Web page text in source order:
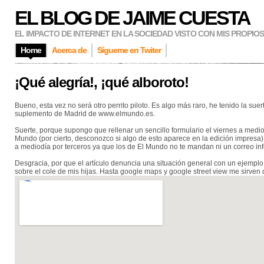
EL BLOG DE JAIME CUESTA
EL IMPACTO DE INTERNET EN LA SOCIEDAD VISTO CON MIS
Home
Acerca de Sígueme en Twiter
¡Qué alegría!, ¡qué alboroto!
Bueno, esta vez no será otro perrito piloto. Es algo más raro, he tenido la
suplemento de Madrid de www.elmundo.es.
Suerte, porque supongo que rellenar un sencillo formulario el viernes a
Mundo (por cierto, desconozco si algo de esto aparece en la edición
a mediodía por terceros ya que los de El Mundo no te mandan ni un correo
Desgracia, por que el artículo denuncia una situación general con un
sobre el cole de mis hijas. Hasta google maps y google street view me